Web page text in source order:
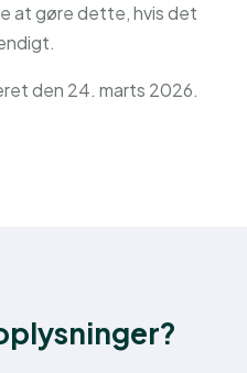
at gøre dette, hvis det
den 24. marts 2026.